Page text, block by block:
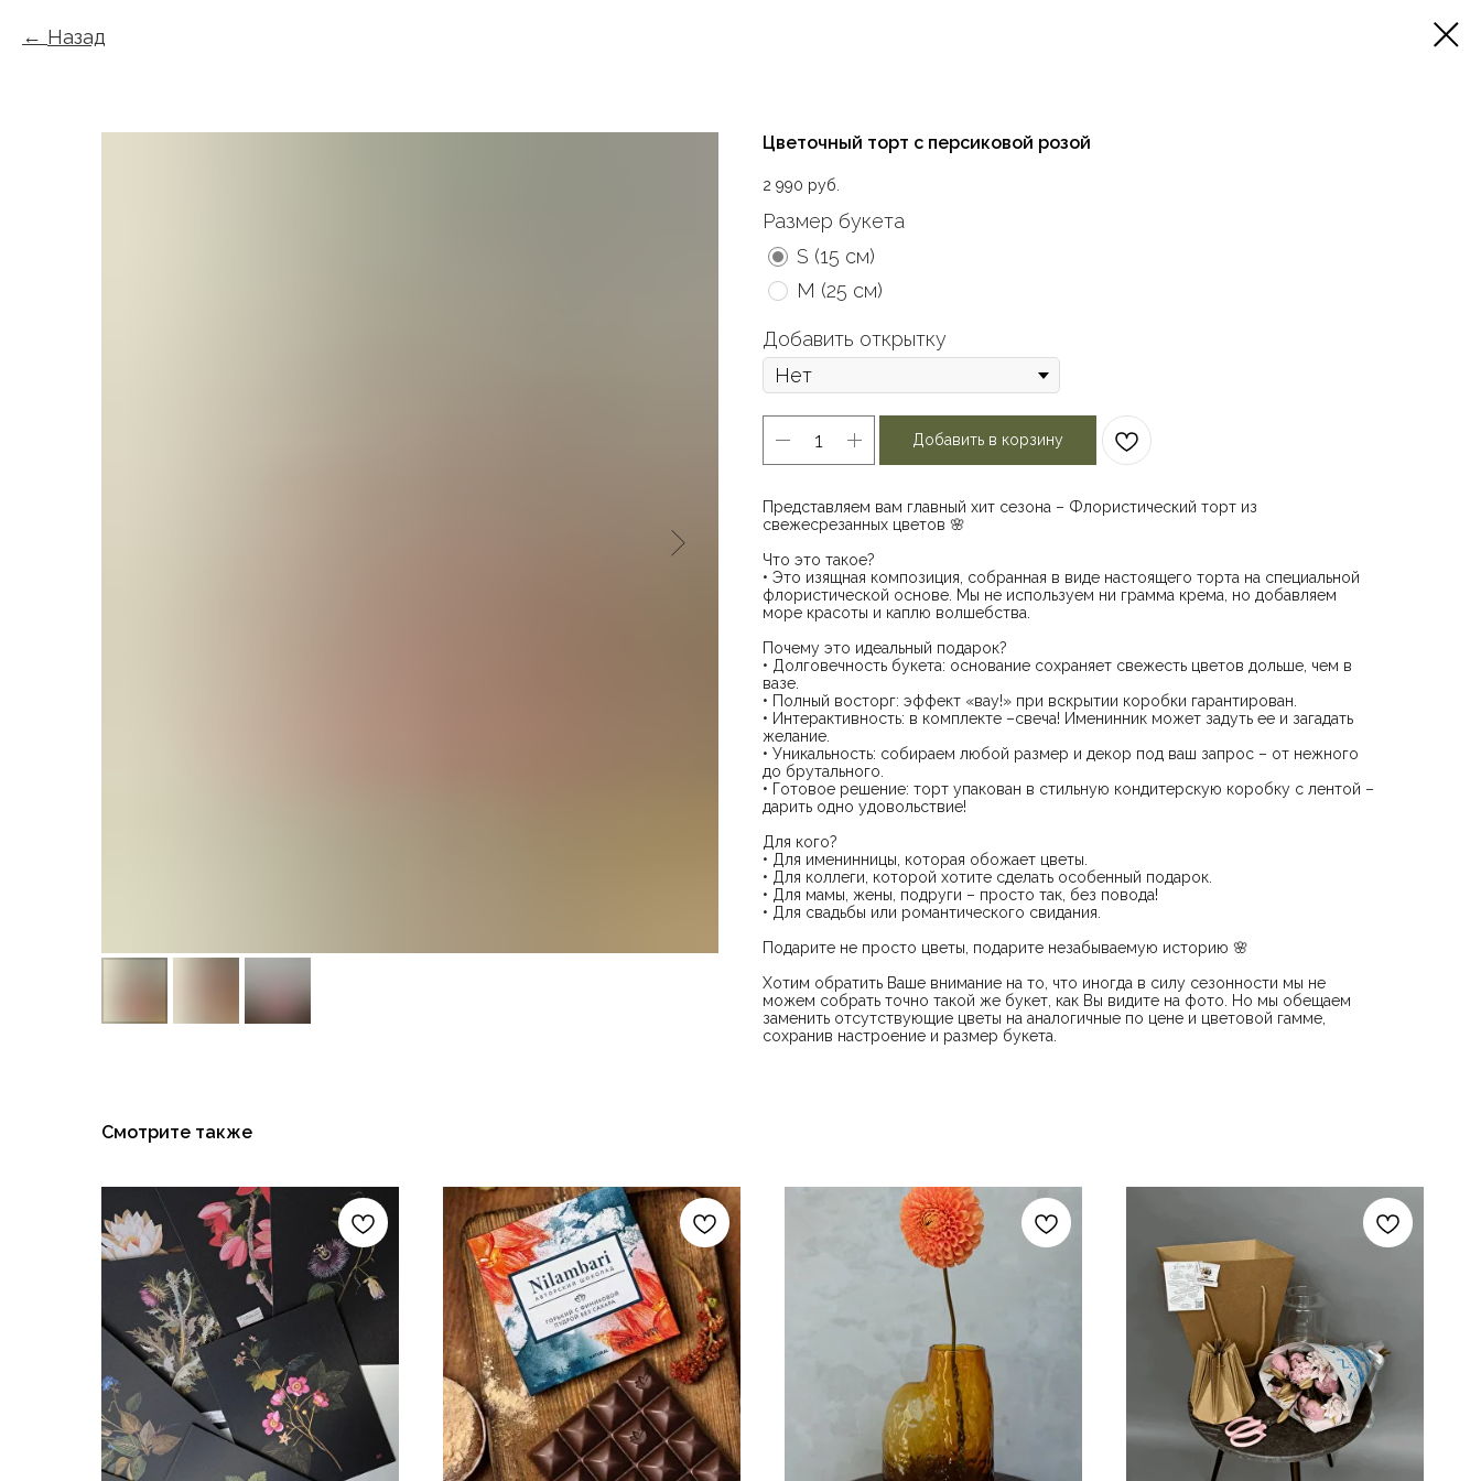
Назад
Цветочный торт с персиковой розой
2 990 руб.
Размер букета
S (15 см)
M (25 см)
Добавить открытку
Добавить в корзину
Представляем вам главный хит сезона – Флористический торт из
свежесрезанных цветов 🌸
Что это такое?
• Это изящная композиция, собранная в виде настоящего торта на специальной
флористической основе. Мы не используем ни грамма крема, но добавляем
море красоты и каплю волшебства.
Почему это идеальный подарок?
• Долговечность букета: основание сохраняет свежесть цветов дольше, чем в
вазе.
• Полный восторг: эффект «вау!» при вскрытии коробки гарантирован.
• Интерактивность: в комплекте –свеча! Именинник может задуть ее и загадать
желание.
• Уникальность: собираем любой размер и декор под ваш запрос – от нежного
до брутального.
• Готовое решение: торт упакован в стильную кондитерскую коробку с лентой –
дарить одно удовольствие!
Для кого?
• Для именинницы, которая обожает цветы.
• Для коллеги, которой хотите сделать особенный подарок.
• Для мамы, жены, подруги – просто так, без повода!
• Для свадьбы или романтического свидания.
Подарите не просто цветы, подарите незабываемую историю 🌸
Хотим обратить Ваше внимание на то, что иногда в силу сезонности мы не
можем собрать точно такой же букет, как Вы видите на фото. Но мы обещаем
заменить отсутствующие цветы на аналогичные по цене и цветовой гамме,
сохранив настроение и размер букета.
Смотрите также